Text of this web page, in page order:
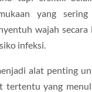
yang
wajah secara
infeksi.
alat penting
tertentu yang